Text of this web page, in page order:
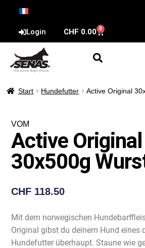
Login CHF 0.00 0
Start Hundefutter Active Original
VOM
Active Original
30x500g
CHF 118.50
Mit dem norwegischen
Original gibst du deinem Hund eines
Hundefutter überhaupt. Staune wie